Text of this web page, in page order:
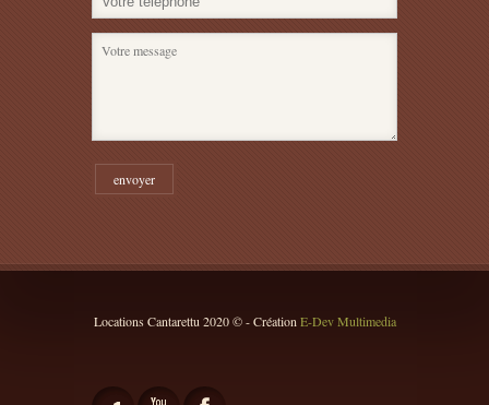
Locations Cantarettu 2020 © - Création E-Dev Multimedia